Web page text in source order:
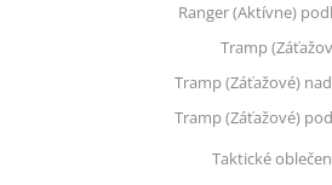
Ranger (Aktívne)
Tramp
Tramp (Záťažové)
Tramp (Záťažové)
Taktické